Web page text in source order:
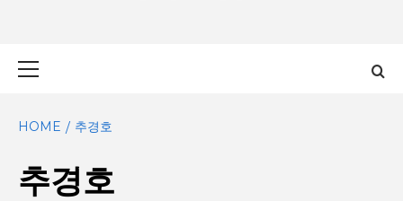
HOME 추경호
추경호